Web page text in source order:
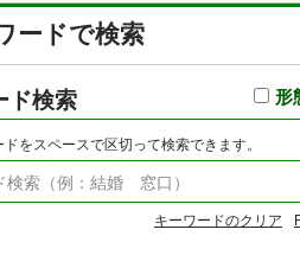
ードで検索
ド検索 形
をスペースで区切って検索できます。
キーワードのクリア